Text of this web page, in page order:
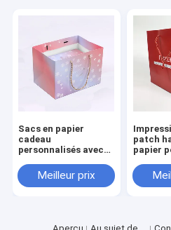
Sacs en papier
cadeau
personnalisés avec
pour les achats et
l'impression offset
Meilleur prix
patch
papier